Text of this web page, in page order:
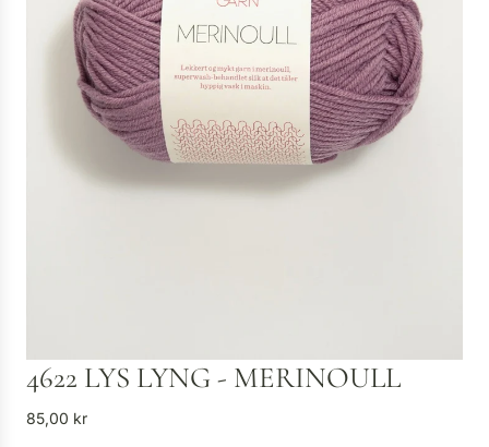
4622 LYS LYNG - MERINOULL
V
85,00 kr